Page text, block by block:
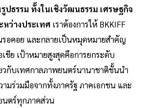
ปธรรม ทั้งในเชิงวัฒนธรรม เศรษฐกิจ
หว่างประเทศ เราต้องการให้ BKKIFF
อคอย และกลายเป็นหมุดหมายสำคัญ
ชีย เป้าหมายสูงสุดคือการยกระดับ
วกับเทศกาลภาพยนตร์นานาชาติชั้นนำ
ามร่วมมือจากทั้งภาครัฐ ภาคเอกชน และ
ตร์ทุกภาคส่วน